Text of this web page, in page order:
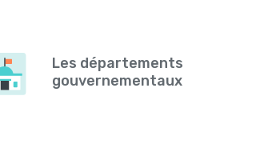
Les départements
gouvernementaux